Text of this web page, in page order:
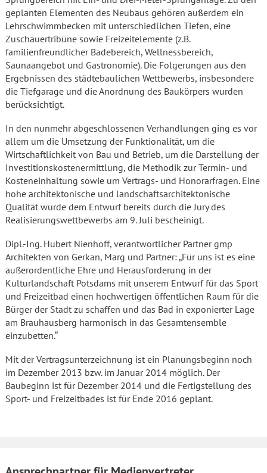
geplanten Elementen des Neubaus gehören außerdem ein
Lehrschwimmbecken mit unterschiedlichen Tiefen, eine
Zuschauertribüne sowie Freizeitelemente (z.B.
familienfreundlicher Badebereich, Wellnessbereich,
Saunaangebot und Gastronomie). Die Folgerungen aus den
Ergebnissen des städtebaulichen Wettbewerbs, insbesondere
die Tiefgarage und die Anordnung des Baukörpers wurden
berücksichtigt.
In den nunmehr abgeschlossenen Verhandlungen ging es vor
allem um die Umsetzung der Funktionalität, um die
Wirtschaftlichkeit von Bau und Betrieb, um die Darstellung der
Investitionskostenermittlung, die Methodik zur Termin- und
Kosteneinhaltung sowie um Vertrags- und Honorarfragen. Eine
hohe architektonische und landschaftsarchitektonische
Qualität wurde dem Entwurf bereits durch die Jury des
Realisierungswettbewerbs am 9. Juli bescheinigt.
Dipl.-Ing. Hubert Nienhoff, verantwortlicher Partner gmp
Architekten von Gerkan, Marg und Partner: „Für uns ist es eine
außerordentliche Ehre und Herausforderung in der
Kulturlandschaft Potsdams mit unserem Entwurf für das Sport
und Freizeitbad einen hochwertigen öffentlichen Raum für die
Bürger der Stadt zu schaffen und das Bad in exponierter Lage
am Brauhausberg harmonisch in das Gesamtensemble
einzubetten.“
Mit der Vertragsunterzeichnung ist ein Planungsbeginn noch
im Dezember 2013 bzw. im Januar 2014 möglich. Der
Baubeginn ist für Dezember 2014 und die Fertigstellung des
Sport- und Freizeitbades ist für Ende 2016 geplant.